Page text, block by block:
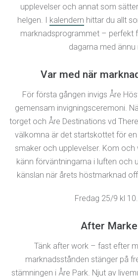
upplevelser och annat som
helgen. I
kalendern hittar du allt
marknadsprogrammet – perfekt
dagarna med ännu
Var med när
För första gången invigs Åre
gemensam invigningsceremoni.
torget och Åre Destinations vd
välkomna är det startskottet för
smaker och upplevelser. Kom och
känn förväntningarna i luften och
känslan när årets höstmarknad
Fredag 25/9 kl
After
Tänk after work – fast efter
marknadsstånden stänger på
stämningen i Åre Park. Njut av